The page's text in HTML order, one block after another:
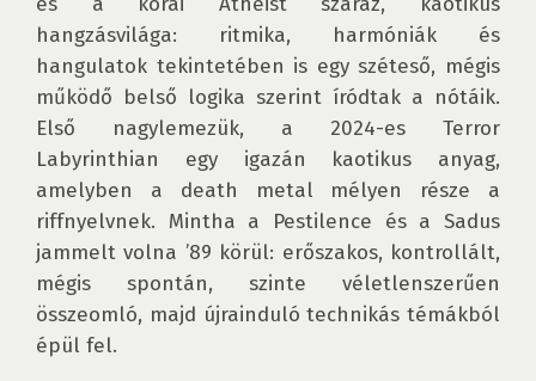
hangzásvilága: ritmika, harmóniák és
hangulatok tekintetében is egy széteső, mégis
működő belső logika szerint íródtak a nótáik.
Első nagylemezük, a 2024-es Terror
Labyrinthian egy igazán kaotikus anyag,
amelyben a death metal mélyen része a
riffnyelvnek. Mintha a Pestilence és a Sadus
jammelt volna ’89 körül: erőszakos, kontrollált,
mégis spontán, szinte véletlenszerűen
összeomló, majd újrainduló technikás témákból
épül fel.